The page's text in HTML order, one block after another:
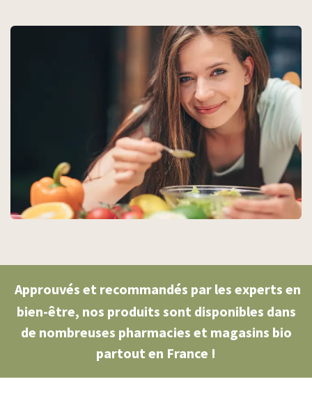
Approuvés et recommandés par les experts en
bien-être, nos produits sont disponibles dans
de nombreuses pharmacies et magasins bio
partout en France !